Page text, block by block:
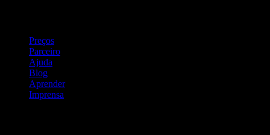
Preços
Parceiro
Ajuda
Blog
Aprender
Imprensa